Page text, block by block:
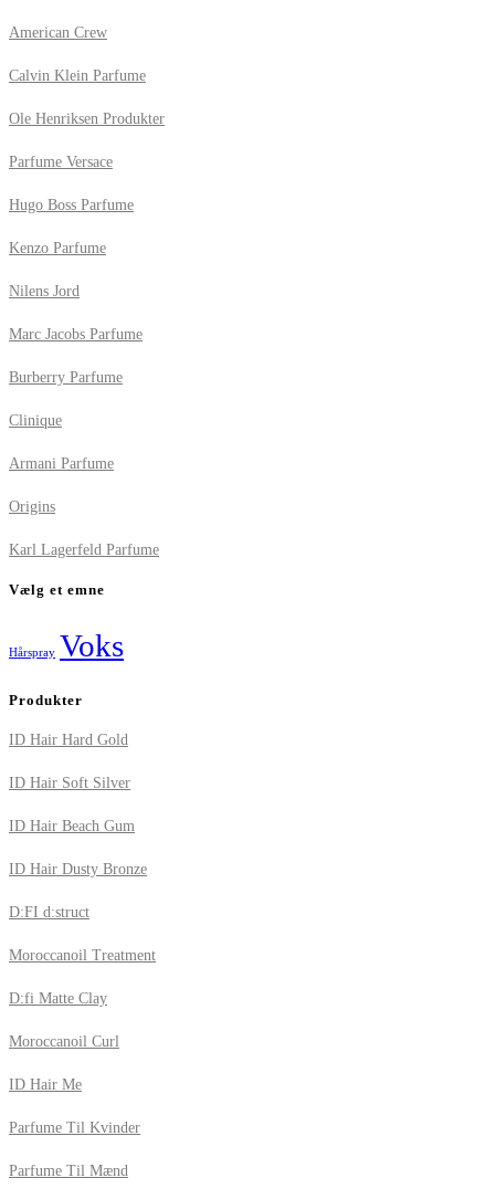
American Crew
Calvin Klein Parfume
Ole Henriksen Produkter
Parfume Versace
Hugo Boss Parfume
Kenzo Parfume
Nilens Jord
Marc Jacobs Parfume
Burberry Parfume
Clinique
Armani Parfume
Origins
Karl Lagerfeld Parfume
Vælg et emne
Hårspray Voks
Produkter
ID Hair Hard Gold
ID Hair Soft Silver
ID Hair Beach Gum
ID Hair Dusty Bronze
D:FI d:struct
Moroccanoil Treatment
D:fi Matte Clay
Moroccanoil Curl
ID Hair Me
Parfume Til Kvinder
Parfume Til Mænd